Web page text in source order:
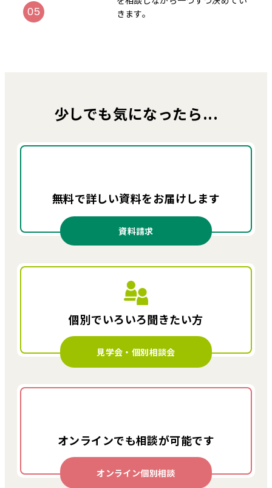
きます。
少しでも気になったら...
無料で詳しい資料をお届けします
資料請求
個別でいろいろ聞きたい方
見学会・個別相談会
オンラインでも相談が可能です
オンライン個別相談